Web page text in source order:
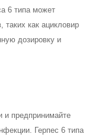
6 типа может
таких как ацикловир
дозировку и
и предпринимайте
Герпес 6 типа